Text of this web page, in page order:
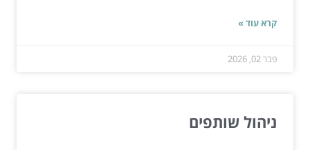
קרא עוד »
פבר 02, 2026
ניהול שותפים